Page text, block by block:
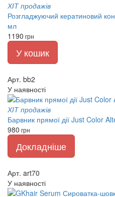
ХІТ продажів
Розгладжуючий кератиновий
мл
1190 грн
У кошик
Арт. bb2
У наявності
ХІТ продажів
Барвник прямої дії Just Color
980 грн
Докладніше
Арт. art70
У наявності